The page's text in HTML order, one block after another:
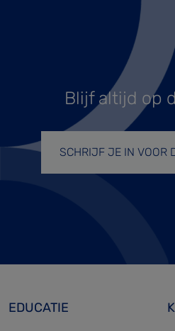
Blijf altijd op
SCHRIJF JE IN VOOR
EDUCATIE